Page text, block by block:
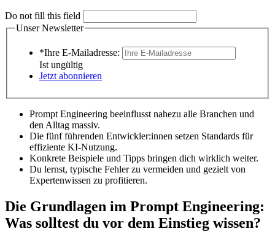
Do not fill this field
Unser Newsletter
*Ihre E-Mailadresse:
Ist ungültig
Jetzt abonnieren
Prompt Engineering beeinflusst nahezu alle Branchen und
den Alltag massiv.
Die fünf führenden Entwickler:innen setzen Standards für
effiziente KI-Nutzung.
Konkrete Beispiele und Tipps bringen dich wirklich weiter.
Du lernst, typische Fehler zu vermeiden und gezielt von
Expertenwissen zu profitieren.
Die Grundlagen im Prompt Engineering:
Was solltest du vor dem Einstieg wissen?